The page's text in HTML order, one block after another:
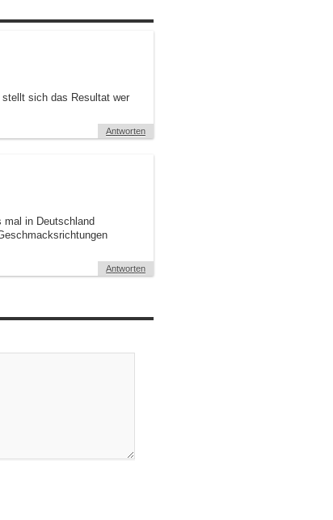
sich das Resultat wer
Antworten
in Deutschland
Antworten